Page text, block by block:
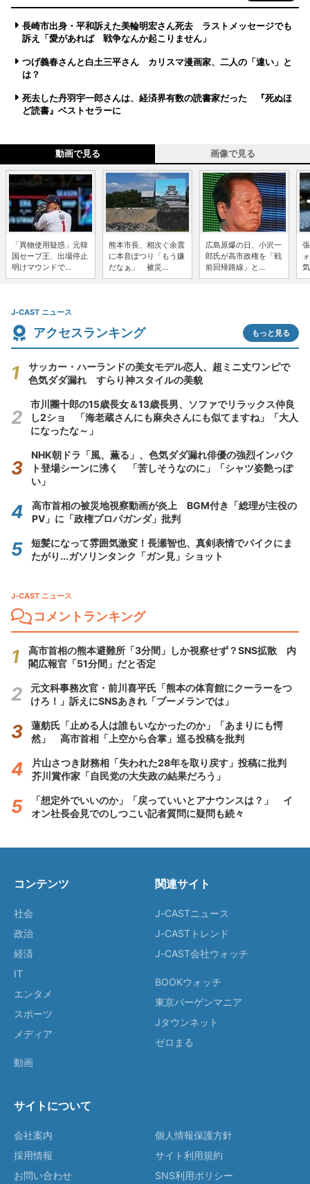
長崎市出身・平和訴えた美輪明宏さん死去 ラストメッセージでも
訴え「愛があれば 戦争なんか起こりません」
つげ義春さんと白土三平さん カリスマ漫画家、二人の「違い」と
は？
死去した丹羽宇一郎さんは、経済界有数の読書家だった 『死ぬほ
ど読書』ベストセラーに
動画で見る 画像で見る
「異物使用疑惑」元韓
国セーブ王、出場停止
明けマウンドで...
熊本市長、相次ぐ余震
に本音ぽつり「もう嫌
だなぁ」 被災...
広島原爆の日、小沢一
郎氏が高市政権を「戦
前回帰路線」と...
J-CAST ニュース
アクセスランキング もっと見る
サッカー・ハーランドの美女モデル恋人、超ミニ丈ワンピで
色気ダダ漏れ すらり神スタイルの美貌
市川團十郎の15歳長女＆13歳長男、ソファでリラックス仲良
し2ショ 「海老蔵さんにも麻央さんにも似てますね」「大人
になったな～」
NHK朝ドラ「風、薫る」、色気ダダ漏れ俳優の強烈インパク
ト登場シーンに沸く 「苦しそうなのに」「シャツ姿艶っぽ
い」
高市首相の被災地視察動画が炎上 BGM付き「総理が主役の
PV」に「政権プロパガンダ」批判
短髪になって雰囲気激変！長瀬智也、真剣表情でバイクにま
たがり...ガソリンタンク「ガン見」ショット
J-CAST ニュース
コメントランキング
高市首相の熊本避難所「3分間」しか視察せず？SNS拡散 内
閣広報官「51分間」だと否定
元文科事務次官・前川喜平氏「熊本の体育館にクーラーをつ
けろ！」訴えにSNSあきれ「ブーメランでは」
蓮舫氏「止める人は誰もいなかったのか」「あまりにも愕
然」 高市首相「上空から合掌」巡る投稿を批判
片山さつき財務相「失われた28年を取り戻す」投稿に批判
芥川賞作家「自民党の大失政の結果だろう」
「想定外でいいのか」「戻っていいとアナウンスは？」 イ
オン社長会見でのしつこい記者質問に疑問も続々
コンテンツ
社会
政治
経済
IT
エンタメ
スポーツ
メディア
動画
関連サイト
J-CASTニュース
J-CASTトレンド
J-CAST会社ウォッチ
BOOKウォッチ
東京バーゲンマニア
Jタウンネット
ゼロまる
サイトについて
会社案内
採用情報
お問い合わせ
個人情報保護方針
サイト利用規約
SNS利用ポリシー